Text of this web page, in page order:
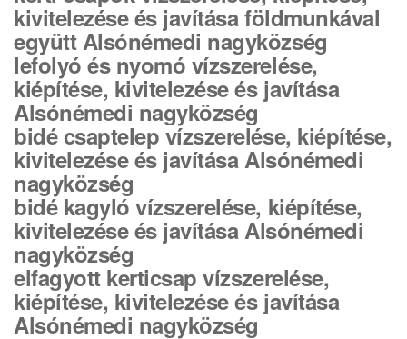
kivitelezése és javítása földmunkával
együtt Alsónémedi nagyközség
lefolyó és nyomó vízszerelése,
kiépítése, kivitelezése és javítása
Alsónémedi nagyközség
bidé csaptelep vízszerelése, kiépítése,
kivitelezése és javítása Alsónémedi
nagyközség
bidé kagyló vízszerelése, kiépítése,
kivitelezése és javítása Alsónémedi
nagyközség
elfagyott kerticsap vízszerelése,
kiépítése, kivitelezése és javítása
Alsónémedi nagyközség